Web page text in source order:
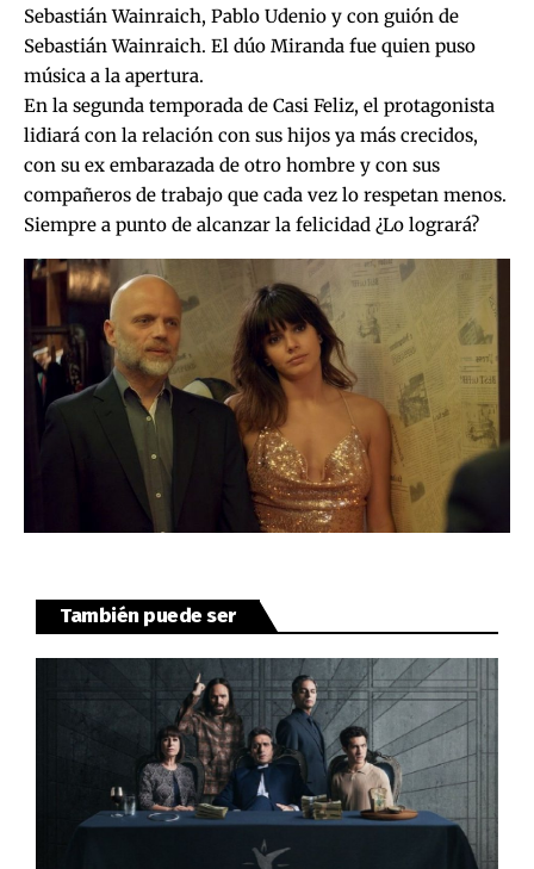
Sebastián Wainraich, Pablo Udenio y con guión de
Sebastián Wainraich. El dúo Miranda fue quien puso
música a la apertura.
En la segunda temporada de Casi Feliz, el protagonista
lidiará con la relación con sus hijos ya más crecidos,
con su ex embarazada de otro hombre y con sus
compañeros de trabajo que cada vez lo respetan menos.
Siempre a punto de alcanzar la felicidad ¿Lo logrará?
También puede ser